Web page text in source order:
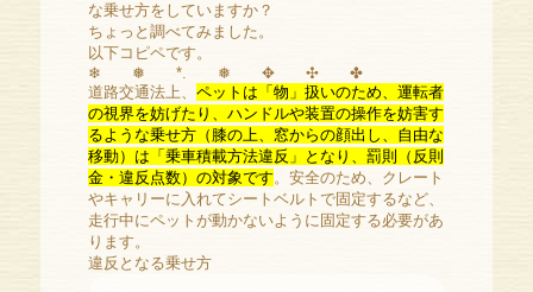
な乗せ方をしていますか？
ちょっと調べてみました。
以下コピペです。
❄︎ ❅ *. ❅ ✥ ✣ ✤
道路交通法上、ペットは「物」扱いのため、運転者
の視界を妨げたり、ハンドルや装置の操作を妨害す
るような乗せ方（膝の上、窓からの顔出し、自由な
移動）は「乗車積載方法違反」となり、罰則（反則
金・違反点数）の対象です。安全のため、クレート
やキャリーに入れてシートベルトで固定するなど、
走行中にペットが動かないように固定する必要があ
ります。
違反となる乗せ方